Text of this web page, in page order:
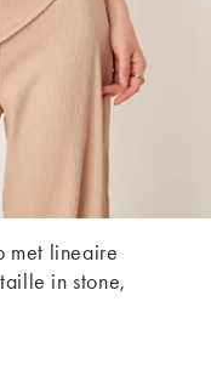
met lineaire
in stone,
Was € 29,99. (-